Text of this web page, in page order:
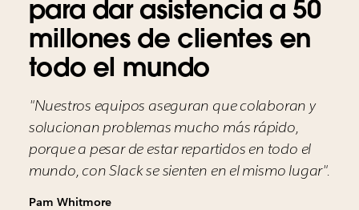
para dar asistencia a 50
millones de clientes en
todo el mundo
"Nuestros equipos aseguran que colaboran y
solucionan problemas mucho más rápido,
porque a pesar de estar repartidos en todo el
mundo, con Slack se sienten en el mismo lugar".
Pam Whitmore